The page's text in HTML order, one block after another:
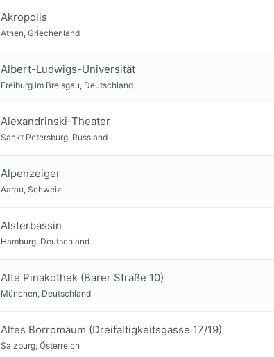
Akropolis
Athen, Griechenland
Albert-Ludwigs-Universität
Freiburg im Breisgau, Deutschland
Alexandrinski-Theater
Sankt Petersburg, Russland
Alpenzeiger
Aarau, Schweiz
Alsterbassin
Hamburg, Deutschland
Alte Pinakothek (Barer Straße 10)
München, Deutschland
Altes Borromäum (Dreifaltigkeitsgasse 17/19)
Salzburg, Österreich